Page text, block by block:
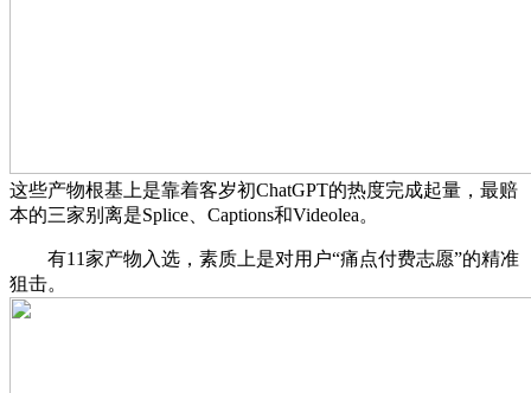
这些产物根基上是靠着客岁初ChatGPT的热度完成起量，最赔
本的三家别离是Splice、Captions和Videolea。
有11家产物入选，素质上是对用户“痛点付费志愿”的精准
狙击。